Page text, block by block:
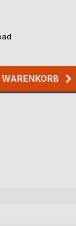
WARENKORB